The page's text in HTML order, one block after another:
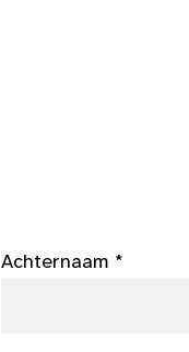
Achternaam *